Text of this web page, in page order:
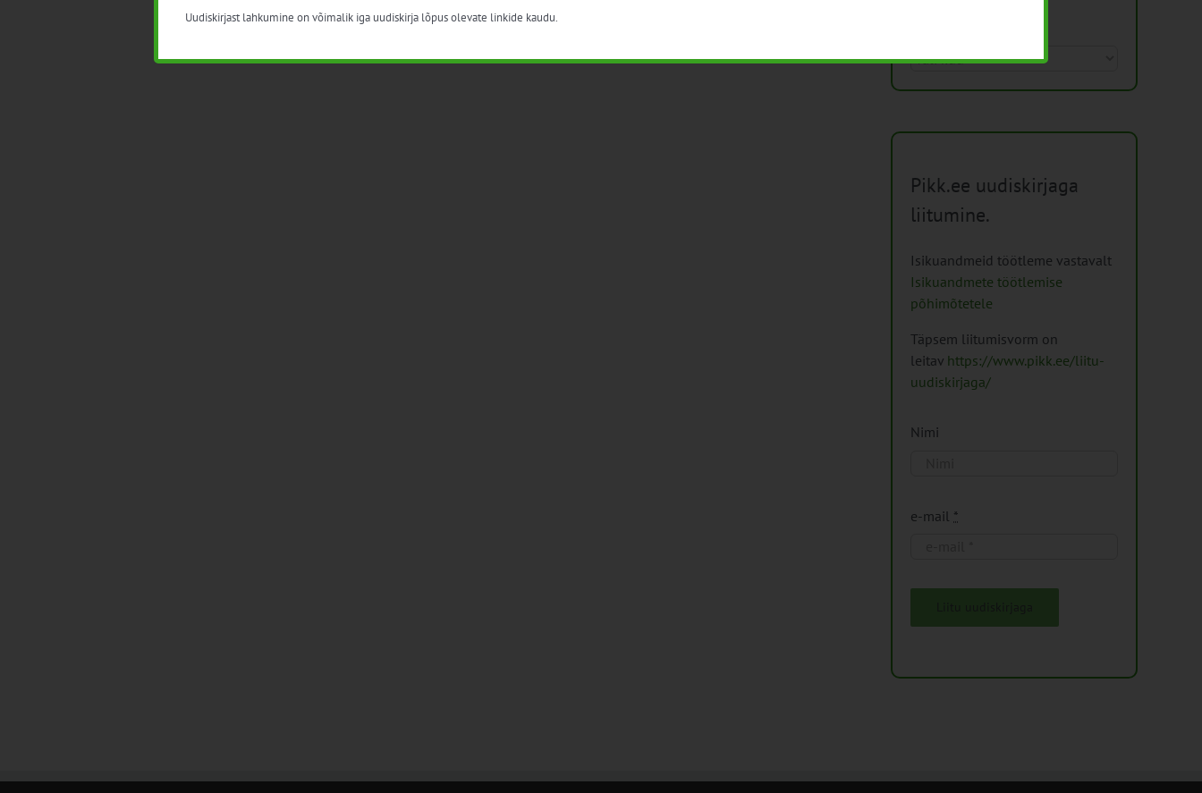
Arhiiv
Pikk.ee uudiskirjaga
liitumine.
Isikuandmeid töötleme vastavalt
Isikuandmete töötlemise
põhimõtetele
Täpsem liitumisvorm on
leitav https://www.pikk.ee/liitu-
uudiskirjaga/
Nimi
e-mail *
Uudiskirjast lahkumine on võimalik iga uudiskirja lõpus olevate linkide kaudu.